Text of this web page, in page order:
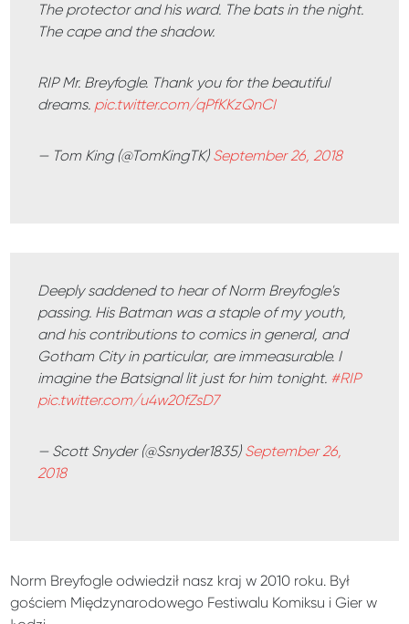
The protector and his ward. The bats in the night.
The cape and the shadow.
RIP Mr. Breyfogle. Thank you for the beautiful
dreams. pic.twitter.com/qPfKKzQnCI
— Tom King (@TomKingTK) September 26, 2018
Deeply saddened to hear of Norm Breyfogle's
passing. His Batman was a staple of my youth,
and his contributions to comics in general, and
Gotham City in particular, are immeasurable. I
imagine the Batsignal lit just for him tonight. #RIP
pic.twitter.com/u4w20fZsD7
— Scott Snyder (@Ssnyder1835) September 26,
2018
Norm Breyfogle odwiedził nasz kraj w 2010 roku. Był
gościem Międzynarodowego Festiwalu Komiksu i Gier w